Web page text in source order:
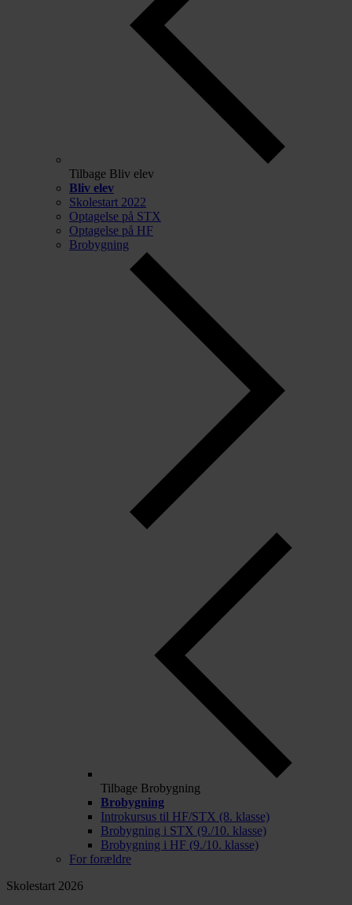
Tilbage Bliv elev
Bliv elev
Skolestart 2022
Optagelse på STX
Optagelse på HF
Brobygning
Tilbage Brobygning
Brobygning
Introkursus til HF/STX (8. klasse)
Brobygning i STX (9./10. klasse)
Brobygning i HF (9./10. klasse)
For forældre
Skolestart 2026